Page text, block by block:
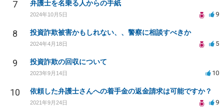
7 弁護士を名乗る人からの手紙
2024年10月5日 9
8 投資詐欺被害かもしれない、、警察に相談すべきか
2024年4月18日 5
9 投資詐欺の回収について
2023年9月14日 10
10 依頼した弁護士さんへの着手金の返金請求は可能ですか？
2021年9月24日 9